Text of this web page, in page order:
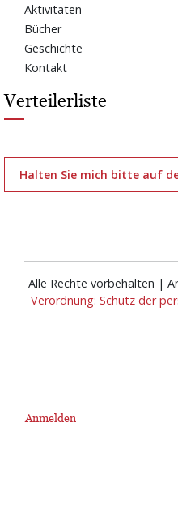
Aktivitäten
Bücher
Geschichte
Kontakt
Verteilerliste
Halten Sie mich bitte auf
Alle Rechte vorbehalten |
Verordnung: Schutz der
User
Anmelden